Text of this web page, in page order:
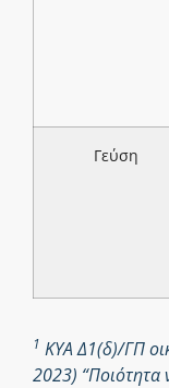
Γεύση
1 ΚΥΑ Δ1(δ)/ΓΠ
2023) “Ποιότητα